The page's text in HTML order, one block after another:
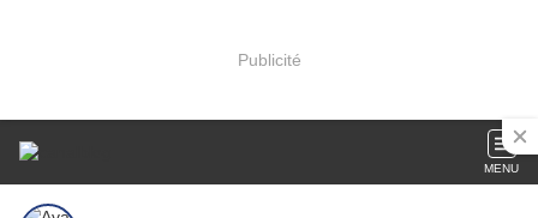
Publicité
MENU